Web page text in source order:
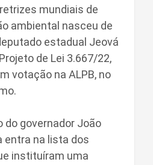
mundiais de
ambiental nasceu de
estadual Jeová
de Lei 3.667/22,
votação na ALPB, no
do governador João
entra na lista dos
instituíram uma